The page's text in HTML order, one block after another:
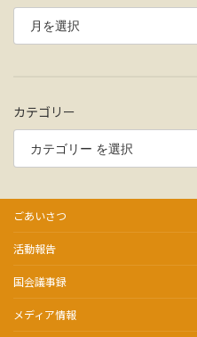
カテゴリー
ごあいさつ
活動報告
国会議事録
メディア情報